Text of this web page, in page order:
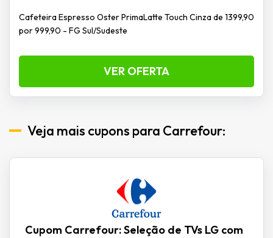
Cafeteira Espresso Oster PrimaLatte Touch Cinza de 1399,90
por 999,90 - FG Sul/Sudeste
VER OFERTA
Veja mais cupons para Carrefour:
Cupom Carrefour: Seleção de TVs LG com